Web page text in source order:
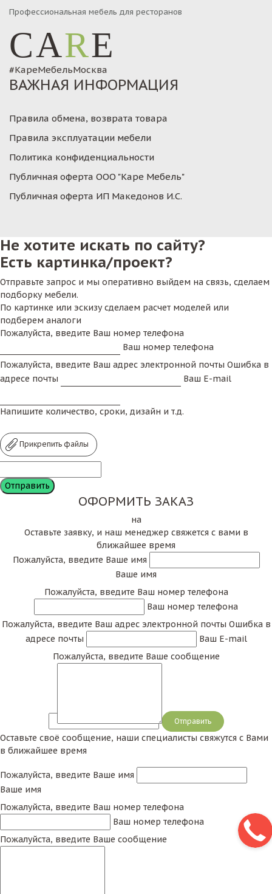
Профессиональная мебель для ресторанов
CARE
#КареМебельМосква
ВАЖНАЯ ИНФОРМАЦИЯ
Правила обмена, возврата товара
Правила эксплуатации мебели
Политика конфиденциальности
Публичная оферта ООО "Каре Мебель"
Публичная оферта ИП Македонов И.С.
Не хотите искать по сайту?
Есть картинка/проект?
Отправьте запрос и мы оперативно выйдем на связь, сделаем
подборку мебели.
По картинке или эскизу сделаем расчет моделей или
подберем аналоги
Пожалуйста, введите Ваш номер телефона
Ваш номер телефона
Пожалуйста, введите Ваш адрес электронной почты Ошибка в
адресе почты
Ваш E-mail
Напишите количество, сроки, дизайн и т.д.
Прикрепить файлы
ОФОРМИТЬ ЗАКАЗ
на
Оставьте заявку, и наш менеджер свяжется с вами в
ближайшее время
Пожалуйста, введите Ваше имя
Ваше имя
Пожалуйста, введите Ваш номер телефона
Ваш номер телефона
Пожалуйста, введите Ваш адрес электронной почты Ошибка в
адресе почты
Ваш E-mail
Пожалуйста, введите Ваше сообщение
Сообщение
Оставьте своё сообщение, наши специалисты свяжутся с Вами
в ближайшее время
Пожалуйста, введите Ваше имя
Ваше имя
Пожалуйста, введите Ваш номер телефона
Ваш номер телефона
Пожалуйста, введите Ваше сообщение